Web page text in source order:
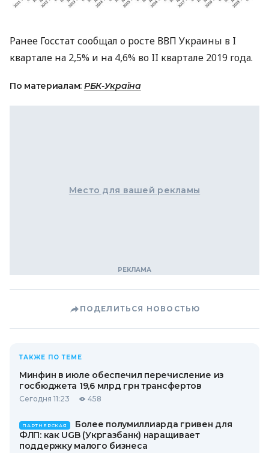
Ранее Госстат сообщал о росте ВВП Украины в I
квартале на 2,5% и на 4,6% во II квартале 2019 года.
По материалам: РБК-Україна
Место для вашей рекламы
ПОДЕЛИТЬСЯ НОВОСТЬЮ
ТАКЖЕ ПО ТЕМЕ
Минфин в июле обеспечил перечисление из
госбюджета 19,6 млрд грн трансфертов
Сегодня 11:23 458
ПАРТНЕРСКАЯ
Более полумиллиарда гривен для
ФЛП: как UGB (Укргазбанк) наращивает
поддержку малого бизнеса